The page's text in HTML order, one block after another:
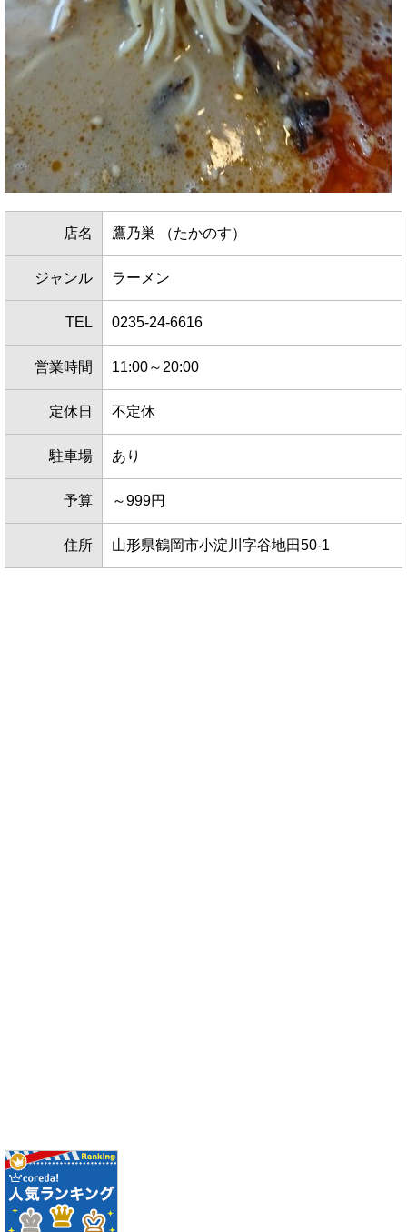
店名 鷹乃巣 （たかのす）
ジャンル ラーメン
TEL 0235-24-6616
営業時間 11:00～20:00
定休日 不定休
駐車場 あり
予算 ～999円
住所 山形県鶴岡市小淀川字谷地田50-1